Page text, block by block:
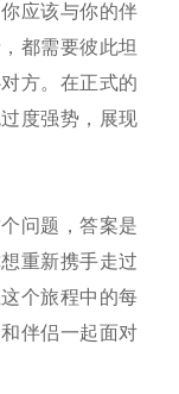
应该与你的伴
都需要彼此坦
方。在正式的
度强势，展现
问题，答案是
重新携手走过
个旅程中的每
伴侣一起面对